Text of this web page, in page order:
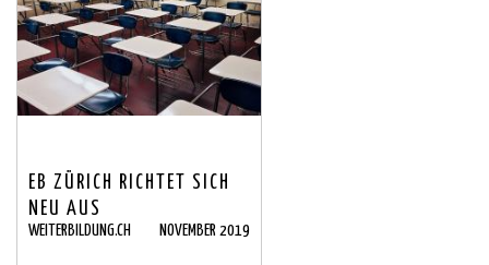
EB ZÜRICH RICHTET SICH
NEU AUS
WEITERBILDUNG.CH NOVEMBER 2019